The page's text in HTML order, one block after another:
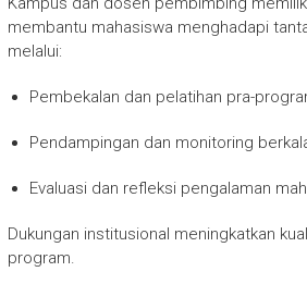
membantu mahasiswa menghadapi
melalui:
Pembekalan dan pelatihan pra-
Pendampingan dan monitoring
Evaluasi dan refleksi pengalaman
Dukungan institusional meningkatkan
program.